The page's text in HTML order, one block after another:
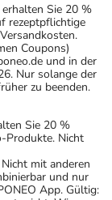
Sie 20 %
rezeptpflichtige
Coupons)
und in der
Nur solange der
zu beenden.
Sie 20 %
Produkte. Nicht
mit anderen
und nur
App. Gültig: